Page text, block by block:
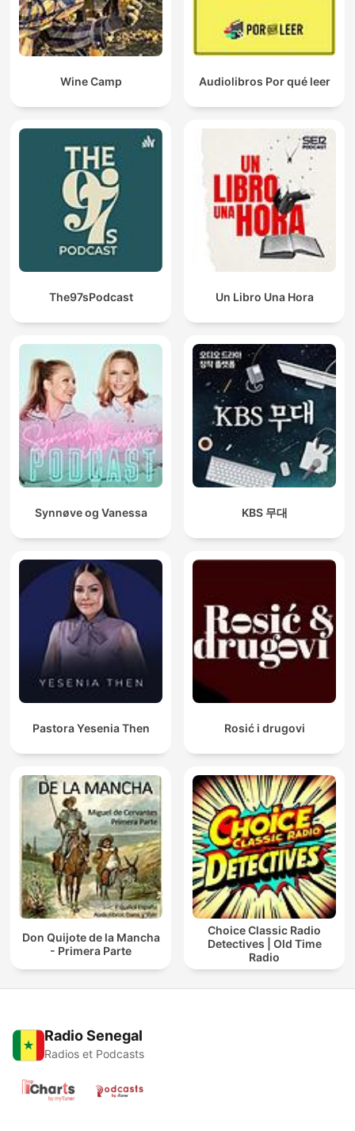
Wine Camp Audiolibros Por qué leer
The97sPodcast Un Libro Una Hora
Synnøve og Vanessa KBS 무대
Pastora Yesenia Then Rosić i drugovi
Don Quijote de la Mancha
- Primera Parte
Choice Classic Radio
Detectives | Old Time
Radio
Radio Senegal
Radios et Podcasts